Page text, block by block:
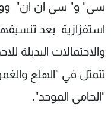
سي" و" سي ان ان"
استفزازية بعد
والاحتمالات البديلة
تتمثل في "الهلع
"الحامي الموحد".